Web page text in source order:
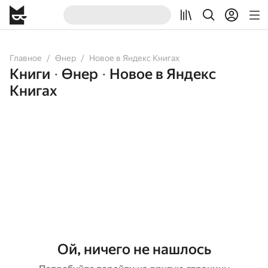
Главное Өнер Новое в Яндекс Книгах
Книги • Өнер •
Новое в Яндекс
Книгах
Ой, ничего не нашлось